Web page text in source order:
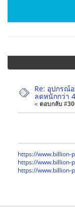
Re: อุปกรณ์
ลดหนักกว่า
« ตอบกลับ
https://www.billion-
https://www.billion-
https://www.billion-